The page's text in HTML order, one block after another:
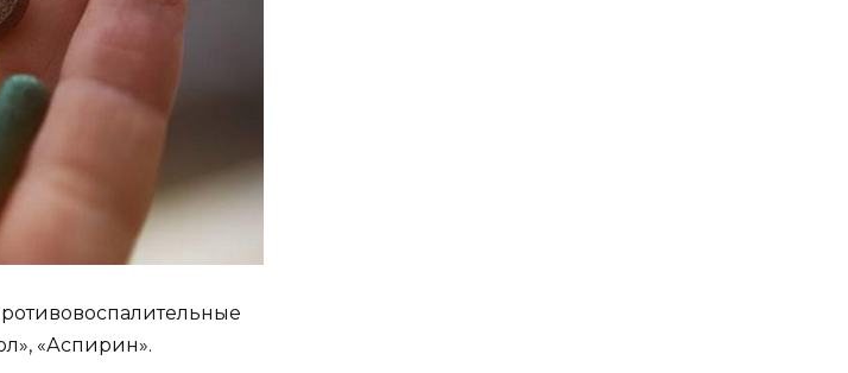
«Аспирин».